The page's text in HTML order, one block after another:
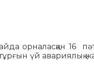
орналасқан 16
үй авариялық